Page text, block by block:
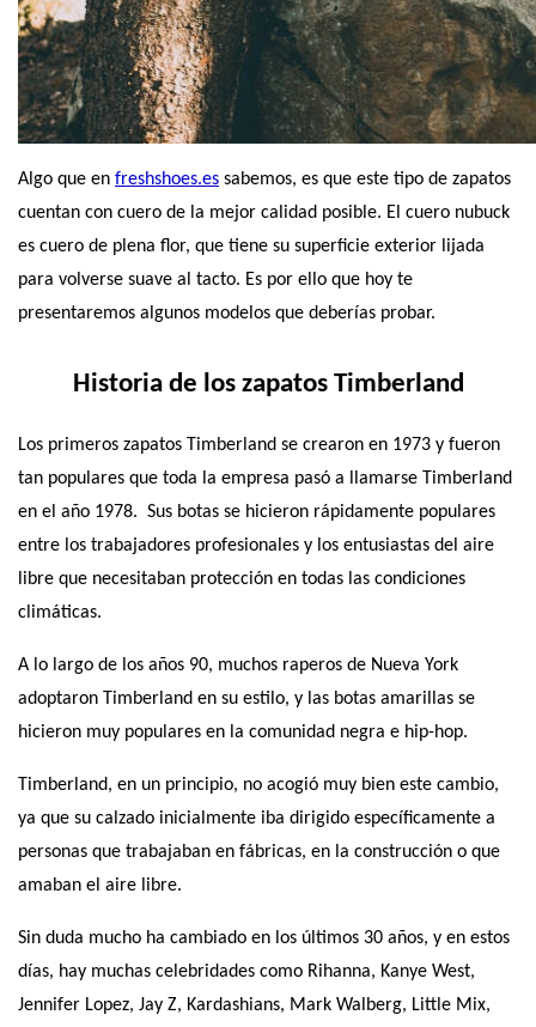
Algo que en freshshoes.es sabemos, es que este tipo de zapatos
cuentan con cuero de la mejor calidad posible. El cuero nubuck
es cuero de plena flor, que tiene su superficie exterior lijada
para volverse suave al tacto. Es por ello que hoy te
presentaremos algunos modelos que deberías probar.
Historia de los zapatos Timberland
Los primeros zapatos Timberland se crearon en 1973 y fueron
tan populares que toda la empresa pasó a llamarse Timberland
en el año 1978.  Sus botas se hicieron rápidamente populares
entre los trabajadores profesionales y los entusiastas del aire
libre que necesitaban protección en todas las condiciones
climáticas.
A lo largo de los años 90, muchos raperos de Nueva York
adoptaron Timberland en su estilo, y las botas amarillas se
hicieron muy populares en la comunidad negra e hip-hop.
Timberland, en un principio, no acogió muy bien este cambio,
ya que su calzado inicialmente iba dirigido específicamente a
personas que trabajaban en fábricas, en la construcción o que
amaban el aire libre.
Sin duda mucho ha cambiado en los últimos 30 años, y en estos
días, hay muchas celebridades como Rihanna, Kanye West,
Jennifer Lopez, Jay Z, Kardashians, Mark Walberg, Little Mix,